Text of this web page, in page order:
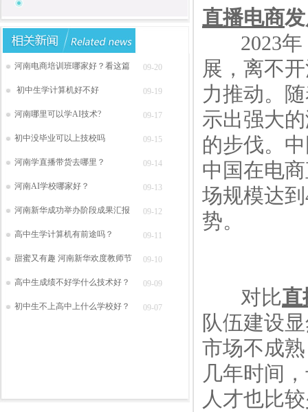
河南电商培训班哪家好？看这篇 09-20
初中生学计算机好不好 09-19
河南哪里可以学AI技术? 09-17
初中没毕业可以上技校吗 09-15
河南学直播带货去哪里？ 09-14
河南AI学校哪家好？ 09-13
河南新华成功举办阶段成果汇报 09-12
高中生学计算机有前途吗？ 09-11
甜蜜又有趣 河南新华欢度教师节 09-10
高中生成绩不好学什么技术好？ 09-09
初中生不上高中上什么学校好？ 09-07
直播电商
2023年
展，离不
力推动。
示出强大
的步伐。
中国在电
场规模达
势。
对比直
队伍建设
市场不成
几年时间
人才也比